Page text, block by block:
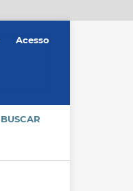
BUSCAR
Acesso